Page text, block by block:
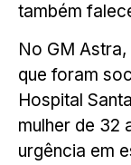
também
No GM
que foram
Hospital
mulher de 32
urgência em